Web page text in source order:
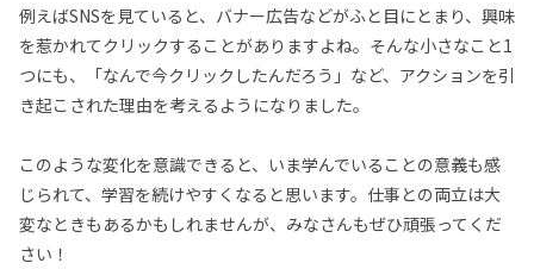
例えばSNSを見ていると、バナー広告などがふと目にとまり、興味
を惹かれてクリックすることがありますよね。そんな小さなこと1
つにも、「なんで今クリックしたんだろう」など、アクションを引
き起こされた理由を考えるようになりました。
このような変化を意識できると、いま学んでいることの意義も感
じられて、学習を続けやすくなると思います。仕事との両立は大
変なときもあるかもしれませんが、みなさんもぜひ頑張ってくだ
さい！